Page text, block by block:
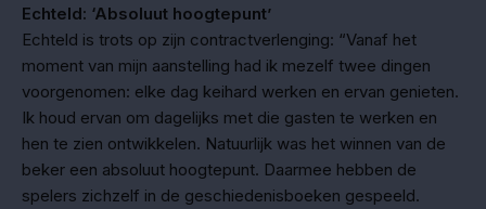
Echteld: ‘Absoluut hoogtepunt’
Echteld is trots op zijn contractverlenging: “Vanaf het
moment van mijn aanstelling had ik mezelf twee dingen
voorgenomen: elke dag keihard werken en ervan genieten.
Ik houd ervan om dagelijks met die gasten te werken en
hen te zien ontwikkelen. Natuurlijk was het winnen van de
beker een absoluut hoogtepunt. Daarmee hebben de
spelers zichzelf in de geschiedenisboeken gespeeld.